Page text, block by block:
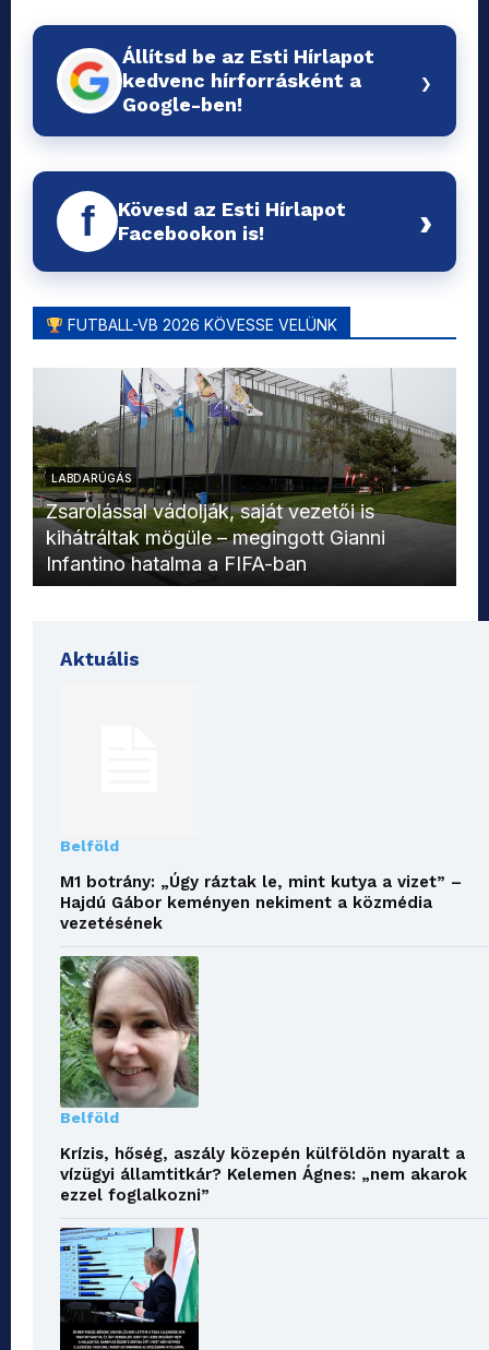
Állítsd be az Esti Hírlapot
kedvenc hírforrásként a
Google-ben!
›
f
Kövesd az Esti Hírlapot
Facebookon is!
›
FUTBALL-VB 2026 KÖVESSE VELÜNK
LABDARÚGÁS
Zsarolással vádolják, saját vezetői is
kihátráltak mögüle – megingott Gianni
Infantino hatalma a FIFA-ban
Aktuális
Belföld
M1 botrány: „Úgy ráztak le, mint kutya a vizet” –
Hajdú Gábor keményen nekiment a közmédia
vezetésének
Belföld
Krízis, hőség, aszály közepén külföldön nyaralt a
vízügyi államtitkár? Kelemen Ágnes: „nem akarok
ezzel foglalkozni”